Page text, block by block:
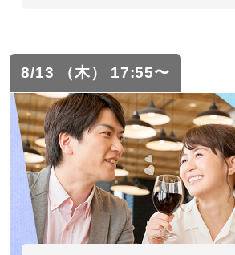
8/13 （木） 17:55〜